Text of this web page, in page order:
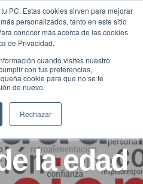
PC. Estas cookies sirven para mejorar
personalizados, tanto en este sitio
conocer más acerca de las cookies
de Privacidad.
cuando visites nuestro
con tus preferencias,
cookie para que no se te
de nuevo.
Rechazar
LONGEVIDAD
en la
la edad
Traducir »